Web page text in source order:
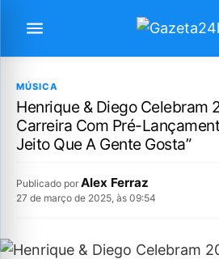
MÚSICA
Henrique & Diego Celebram
Carreira Com Pré-
Jeito Que A Gente Gosta”
Publicado por Alex Ferraz
27 de março de 2025, às 09:54